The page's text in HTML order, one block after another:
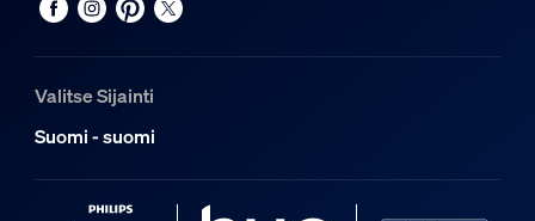
EAN/UPC – tuote
8719514411586
0,87 kg
Valitse Sijainti
Suomi - suomi